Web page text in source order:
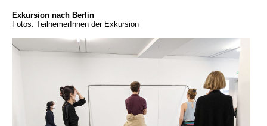
Exkursion nach Berlin
Fotos: TeilnemerInnen der Exkursion